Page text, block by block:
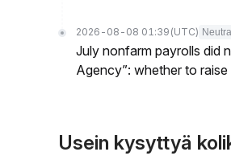
2026-08-08 01:39 (UTC)
July nonfarm payrolls did
Agency”: whether to
Usein kysyttyä